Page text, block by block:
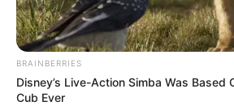
BRAINBERRIES
Disney’s Live-Action Simba Was Based
Cub Ever